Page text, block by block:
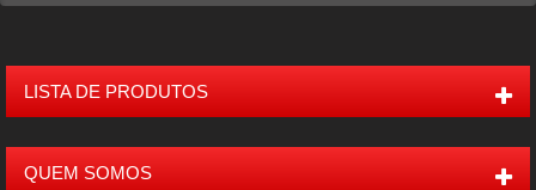
LISTA DE PRODUTOS
QUEM SOMOS